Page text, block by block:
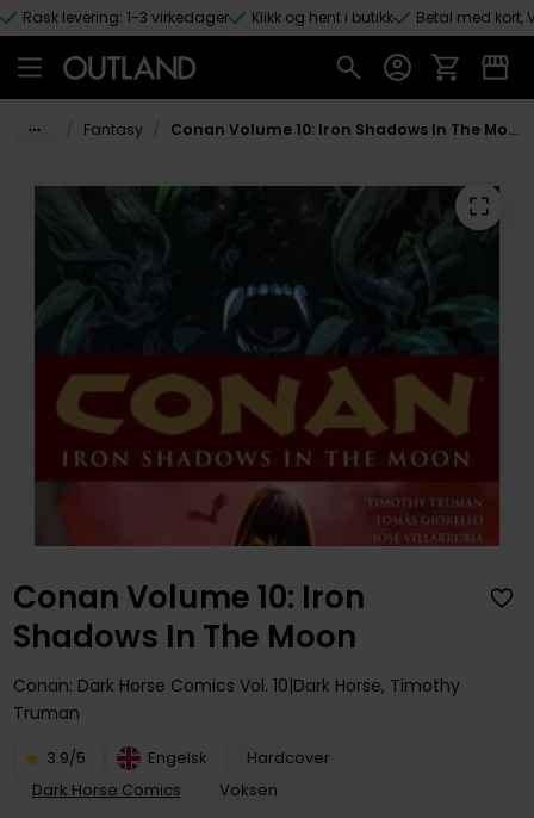
Hopp til hovedinnhold
Rask levering: 1-3 virkedager Klikk og hent i butikk Betal med kort,
Fantasy Conan Volume 10: Iron Shadows In The Moon
Conan Volume 10: Iron
Shadows In The Moon
Conan: Dark Horse Comics Vol. 10 Dark Horse, Timothy
Truman
3.9/5 Engelsk
Hardcover
Dark Horse Comics
Voksen